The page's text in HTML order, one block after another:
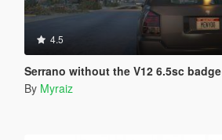
4.5
Serrano without the V12 6.5sc badge
By Myraiz